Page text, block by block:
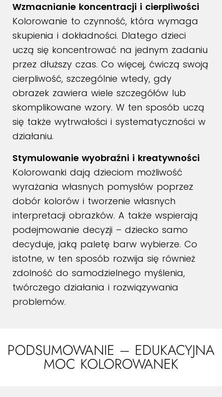
Wzmacnianie koncentracji i cierpliwości
Kolorowanie to czynność, która wymaga
skupienia i dokładności. Dlatego dzieci
uczą się koncentrować na jednym zadaniu
przez dłuższy czas. Co więcej, ćwiczą swoją
cierpliwość, szczególnie wtedy, gdy
obrazek zawiera wiele szczegółów lub
skomplikowane wzory. W ten sposób uczą
się także wytrwałości i systematyczności w
działaniu.
Stymulowanie wyobraźni i kreatywności
Kolorowanki dają dzieciom możliwość
wyrażania własnych pomysłów poprzez
dobór kolorów i tworzenie własnych
interpretacji obrazków. A także wspierają
podejmowanie decyzji – dziecko samo
decyduje, jaką paletę barw wybierze. Co
istotne, w ten sposób rozwija się również
zdolność do samodzielnego myślenia,
twórczego działania i rozwiązywania
problemów.
PODSUMOWANIE – EDUKACYJNA
MOC KOLOROWANEK